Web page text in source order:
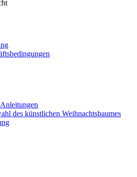
des künstlichen Weihnachtsbaumes